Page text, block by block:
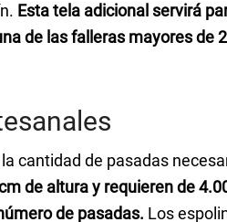
Esta tela adicional servirá
de las falleras mayores de
cantidad de pasadas
de altura y requieren de
de pasadas. Los